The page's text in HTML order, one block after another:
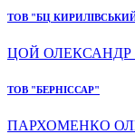
ТОВ "БЦ
ЦОЙ ОЛЕКСАНДР
ТОВ "БЕРНІССАР"
ПАРХОМЕНКО